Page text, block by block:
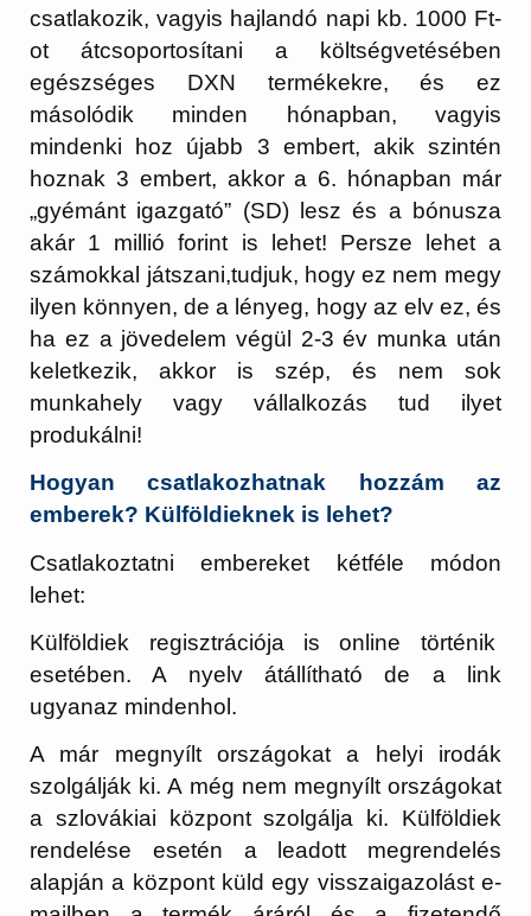
csatlakozik, vagyis hajlandó napi kb. 1000 Ft-
ot átcsoportosítani a költségvetésében
egészséges DXN termékekre, és ez
másolódik minden hónapban, vagyis
mindenki hoz újabb 3 embert, akik szintén
hoznak 3 embert, akkor a 6. hónapban már
„gyémánt igazgató” (SD) lesz és a bónusza
akár 1 millió forint is lehet! Persze lehet a
számokkal játszani,tudjuk, hogy ez nem megy
ilyen könnyen, de a lényeg, hogy az elv ez, és
ha ez a jövedelem végül 2-3 év munka után
keletkezik, akkor is szép, és nem sok
munkahely vagy vállalkozás tud ilyet
produkálni!
Hogyan csatlakozhatnak hozzám az
emberek? Külföldieknek is lehet?
Csatlakoztatni embereket kétféle módon
lehet:
Külföldiek regisztrációja is online történik
esetében. A nyelv átállítható de a link
ugyanaz mindenhol.
A már megnyílt országokat a helyi irodák
szolgálják ki. A még nem megnyílt országokat
a szlovákiai központ szolgálja ki. Külföldiek
rendelése esetén a leadott megrendelés
alapján a központ küld egy visszaigazolást e-